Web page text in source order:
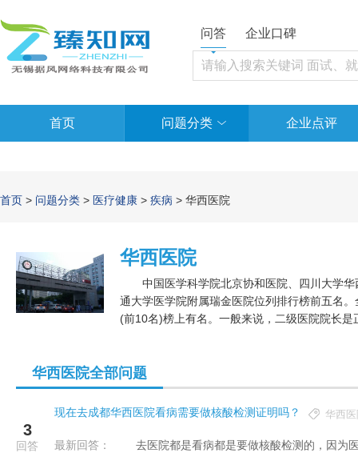
问答 企业口碑
首页 问题分类 企业点评
首页 > 问题分类 > 医疗健康 > 疾病 > 华西医院
华西医院
中国医学科学院北京协和医院、四川大学华
通大学医学院附属瑞金医院位列排行榜前五名
(前10名)榜上有名。一般来说，二级医院院长
华西医院全部问题
3
回答
现在去成都华西医院看病需要做核酸检测证明吗？ 华西
最新回答： 去医院都是看病都是要做核酸检测的，因为